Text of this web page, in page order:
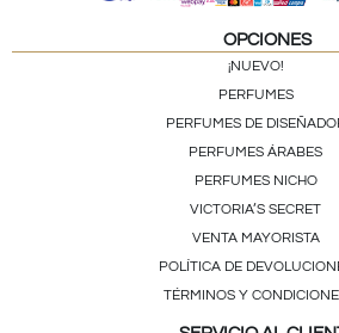
OPCIONES
¡NUEVO!
PERFUMES
PERFUMES DE
PERFUMES ÁRABES
PERFUMES NICHO
VICTORIA’S SECRET
VENTA MAYORISTA
POLÍTICA DE
TÉRMINOS Y